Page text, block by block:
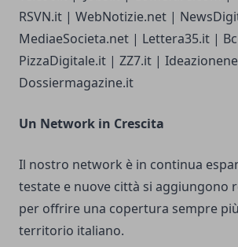
RSVN.it | WebNotizie.net |
MediaeSocieta.net | Lettera35.it |
PizzaDigitale.it | ZZ7.it |
Dossiermagazine.it
Un Network in Crescita
Il nostro network è in continua
testate e nuove città si aggiungono
per offrire una copertura sempre
territorio italiano.